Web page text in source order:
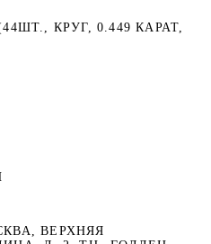
КРУГ, 0.449 КАРАТ,
ВЕРХНЯЯ